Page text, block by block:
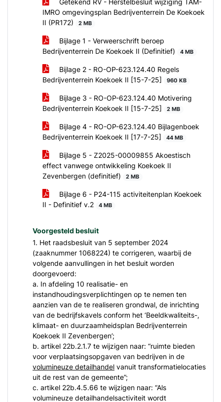
Getekend RV - Herstelbesluit wijziging TAM-
IMRO omgevingsplan Bedrijventerrein De Koekoek
II (PR172)
2 MB
Bijlage 1 - Verweerschrift beroep
Bedrijventerrein De Koekoek II (Definitief)
4 MB
Bijlage 2 - RO-OP-623.124.40 Regels
Bedrijventerrein Koekoek II [15-7-25]
960 KB
Bijlage 3 - RO-OP-623.124.40 Motivering
Bedrijventerrein Koekoek II [15-7-25]
2 MB
Bijlage 4 - RO-OP-623.124.40 Bijlagenboek
Bedrijventerrein Koekoek II [17-7-25]
44 MB
Bijlage 5 - Z2025-00009855 Akoestisch
effect vanwege ontwikkeling Koekoek II
Zevenbergen (definitief)
2 MB
Bijlage 6 - P24-115 activiteitenplan Koekoek
II - Definitief v.2
4 MB
Voorgesteld besluit
1. Het raadsbesluit van 5 september 2024
(zaaknummer 1068224) te corrigeren, waarbij de
volgende aanvullingen in het besluit worden
doorgevoerd:
a. In afdeling 10 realisatie- en
instandhoudingsverplichtingen op te nemen ten
aanzien van de te realiseren grondwal, de inrichting
van de bedrijfskavels conform het ‘Beeldkwaliteits-,
klimaat- en duurzaamheidsplan Bedrijventerrein
Koekoek II Zevenbergen’;
b. artikel 22b.2.1.7 te wijzigen naar: “ruimte bieden
voor verplaatsingsopgaven van bedrijven in de
volumineuze detailhandel vanuit transformatielocaties
uit de rest van de gemeente”;
c. artikel 22b.4.5.66 te wijzigen naar: “Als
volumineuze detailhandelsactiviteit wordt